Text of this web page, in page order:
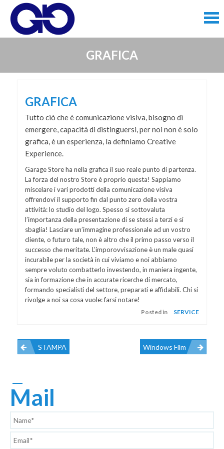
content
GRAFICA
GRAFICA
Tutto ciò che è comunicazione visiva, bisogno di
emergere, capacità di distinguersi, per noi non è solo
grafica, è un esperienza, la definiamo Creative
Experience.
Garage Store ha nella grafica il suo reale punto di partenza.
La forza del nostro Store è proprio questa! Sappiamo
miscelare i vari prodotti della comunicazione visiva
offrendovi il supporto fin dal punto zero della vostra
attività: lo studio del logo. Spesso si sottovaluta
l’importanza della presentazione di se stessi a terzi e si
sbaglia! Lasciare un’immagine professionale ad un vostro
cliente, o futuro tale, non è altro che il primo passo verso il
successo che meritate. L’imporovvisazione è un male quasi
incurabile per la società in cui viviamo e noi abbiamo
sempre voluto combatterlo investendo, in maniera ingente,
sia in formazione che in accurate ricerche di mercato,
formando specialisti del settore, preparati e affidabili. Chi si
rivolge a noi sa cosa vuole: farsi notare!
Posted in SERVICE
Navigazione
Articoli
STAMPA Windows Film
Mail